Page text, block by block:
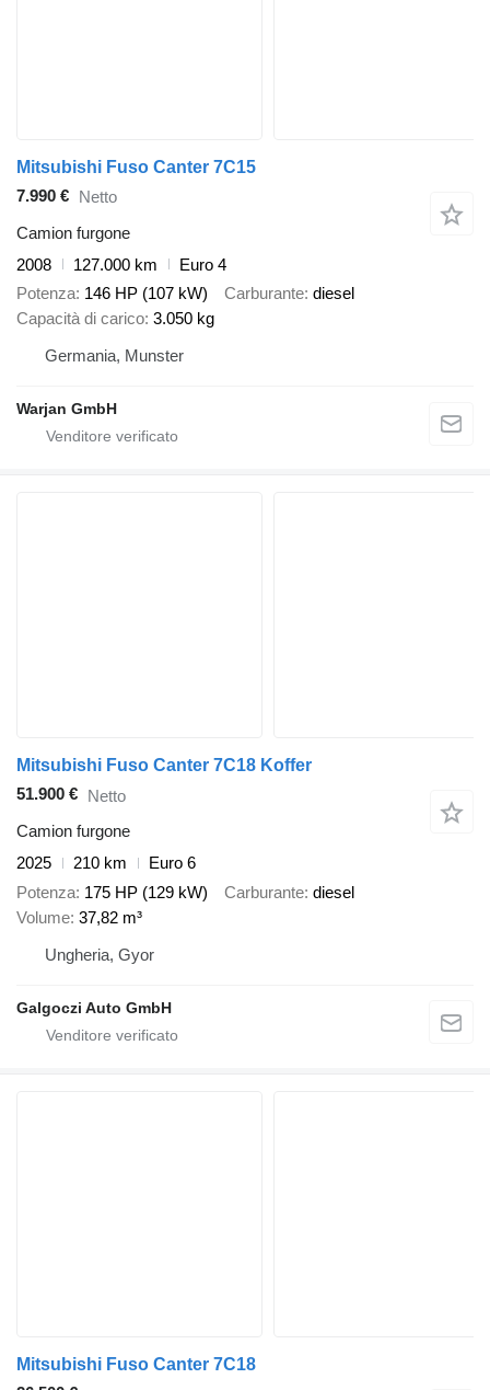
Mitsubishi Fuso Canter 7C15
7.990 € Netto
Camion furgone
2008
127.000 km
Euro 4
Potenza 146 HP (107 kW) Carburante diesel
Capacità di carico 3.050 kg
Germania, Munster
Warjan GmbH
Mitsubishi Fuso Canter 7C18 Koffer
51.900 € Netto
Camion furgone
2025
210 km
Euro 6
Potenza 175 HP (129 kW) Carburante diesel
Volume 37,82 m³
Ungheria, Gyor
Galgoczi Auto GmbH
Mitsubishi Fuso Canter 7C18